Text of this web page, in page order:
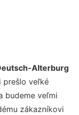
Alterburg
prešlo veľké
budeme veľmi
zákazníkovi